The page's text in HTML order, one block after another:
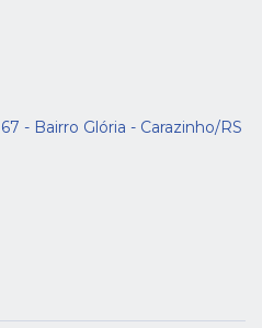
- Bairro Glória - Carazinho/RS